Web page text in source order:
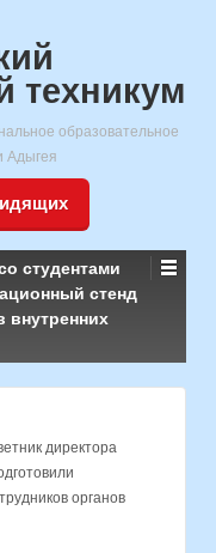
техникум
образовательное
Адыгея
студентами
стенд
внутренних
директора
органов